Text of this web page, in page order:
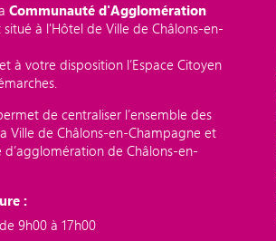
Communauté d'Agglomération
situé à l'Hôtel de Ville de Châlons-en-
à votre disposition l’Espace Citoyen
de centraliser l’ensemble des
Ville de Châlons-en-Champagne et
de Châlons-en-
:
9h00 à 17h00